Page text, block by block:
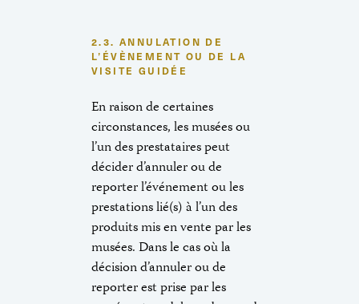
2.3. ANNULATION DE
L’ÉVÈNEMENT OU DE LA
VISITE GUIDÉE
En raison de certaines
circonstances, les musées ou
l’un des prestataires peut
décider d’annuler ou de
reporter l’événement ou les
prestations lié(s) à l’un des
produits mis en vente par les
musées. Dans le cas où la
décision d’annuler ou de
reporter est prise par les